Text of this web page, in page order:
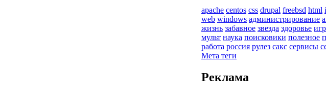
apache centos css drupal freebsd html
web windows администрирование
жизнь забавное звезда здоровье
мульт наука поисковики полезное
работа россия рулез сакс сервисы
Мета теги
Реклама